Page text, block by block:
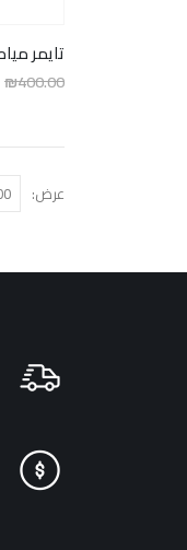
₪400.00
عرض: